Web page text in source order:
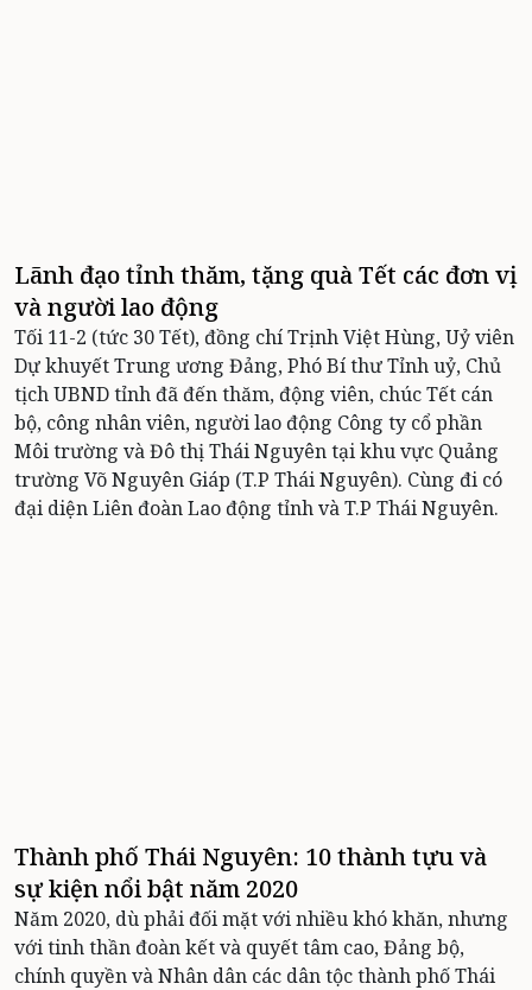
Lãnh đạo tỉnh thăm, tặng quà Tết các đơn vị
và người lao động
Tối 11-2 (tức 30 Tết), đồng chí Trịnh Việt Hùng, Uỷ viên
Dự khuyết Trung ương Đảng, Phó Bí thư Tỉnh uỷ, Chủ
tịch UBND tỉnh đã đến thăm, động viên, chúc Tết cán
bộ, công nhân viên, người lao động Công ty cổ phần
Môi trường và Đô thị Thái Nguyên tại khu vực Quảng
trường Võ Nguyên Giáp (T.P Thái Nguyên). Cùng đi có
đại diện Liên đoàn Lao động tỉnh và T.P Thái Nguyên.
Thành phố Thái Nguyên: 10 thành tựu và
sự kiện nổi bật năm 2020
Năm 2020, dù phải đối mặt với nhiều khó khăn, nhưng
với tinh thần đoàn kết và quyết tâm cao, Đảng bộ,
chính quyền và Nhân dân các dân tộc thành phố Thái